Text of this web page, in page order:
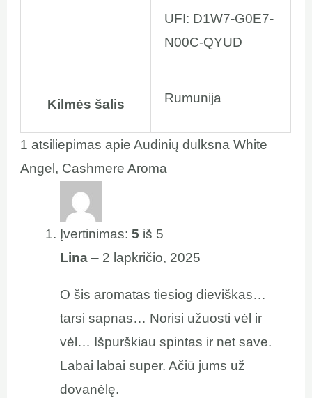
UFI: D1W7-G0E7-
N00C-QYUD
Kilmės šalis Rumunija
1 atsiliepimas apieAudinių dulksna White
Angel, Cashmere Aroma
Įvertinimas:5 iš 5
Lina– 2 lapkričio, 2025
O šis aromatas tiesiog dieviškas…
tarsi sapnas… Norisi užuosti vėl ir
vėl… Išpurškiau spintas ir net save.
Labai labai super. Ačiū jums už
dovanėlę.